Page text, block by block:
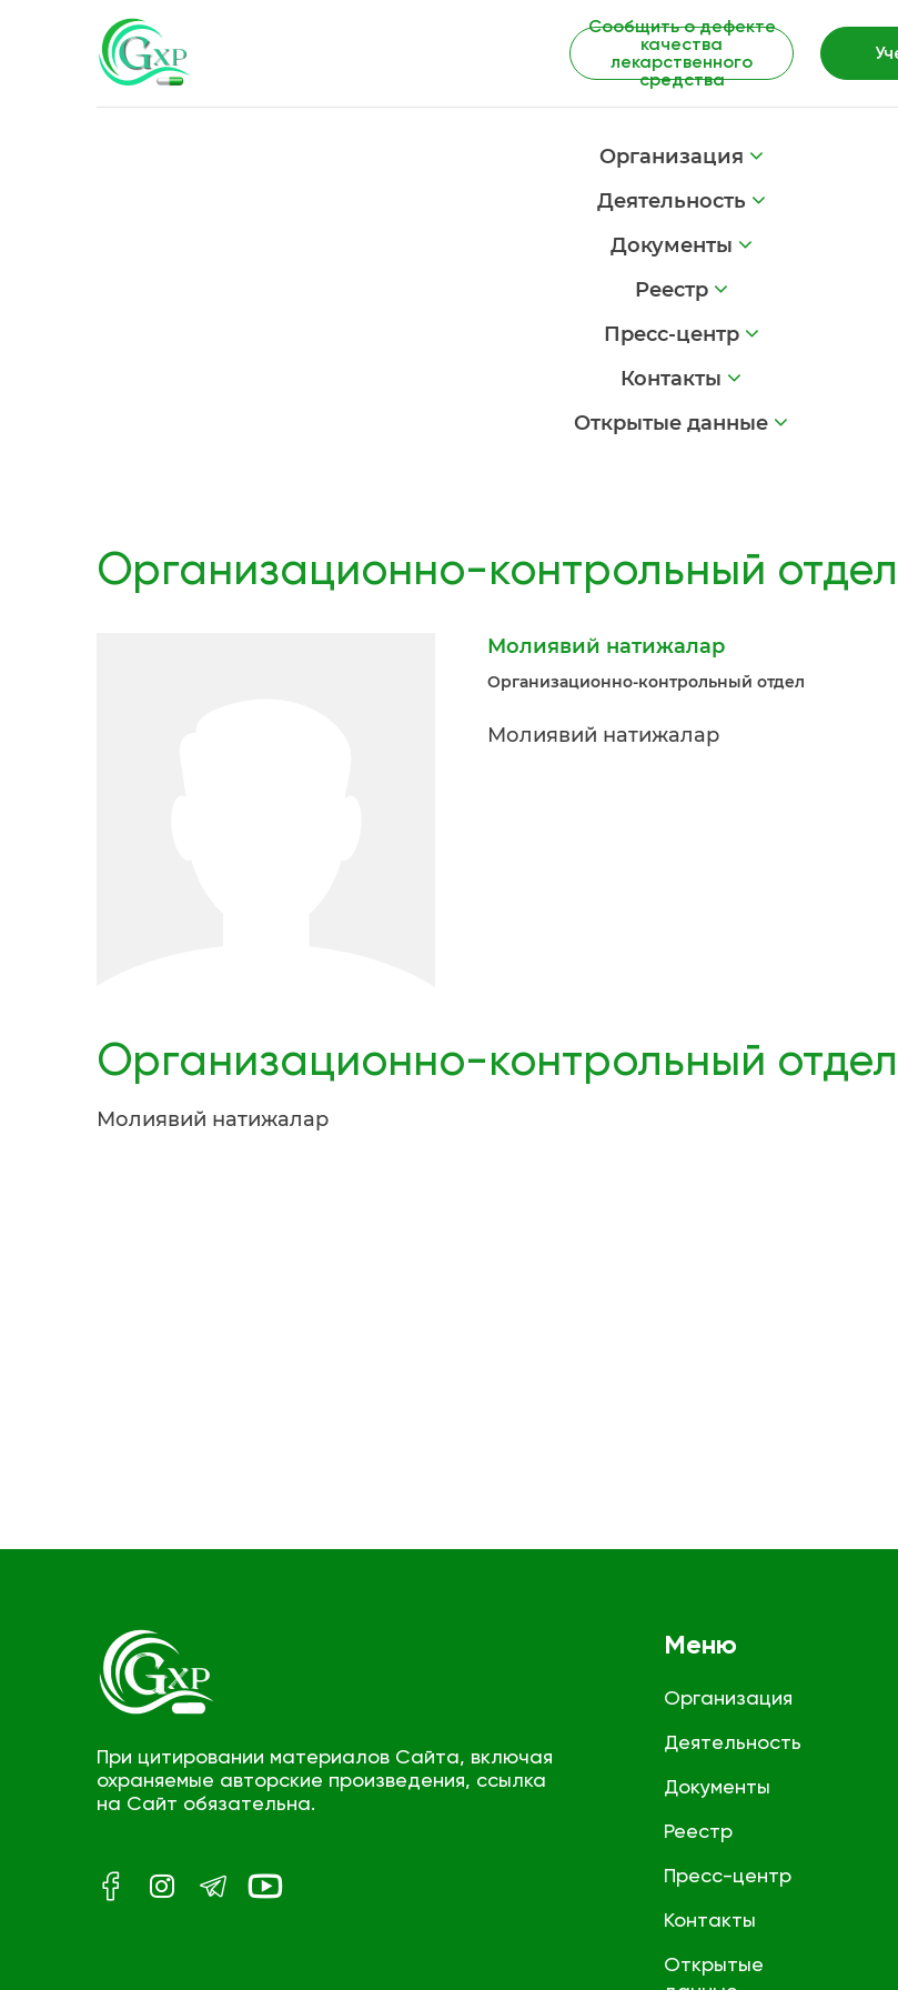
Сообщить о дефекте
качества
лекарственного
средства
Организация
Деятельность
Документы
Реестр
Пресс-центр
Контакты
Открытые данные
Организационно-контрольный отдел
Молиявий натижалар
Организационно-контрольный отдел
Молиявий натижалар
Организационно-контрольный отдел
Молиявий натижалар
При цитировании материалов Сайта, включая
охраняемые авторские произведения, ссылка
на Сайт обязательна.
Меню
Организация
Деятельность
Документы
Реестр
Пресс-центр
Контакты
Открытые